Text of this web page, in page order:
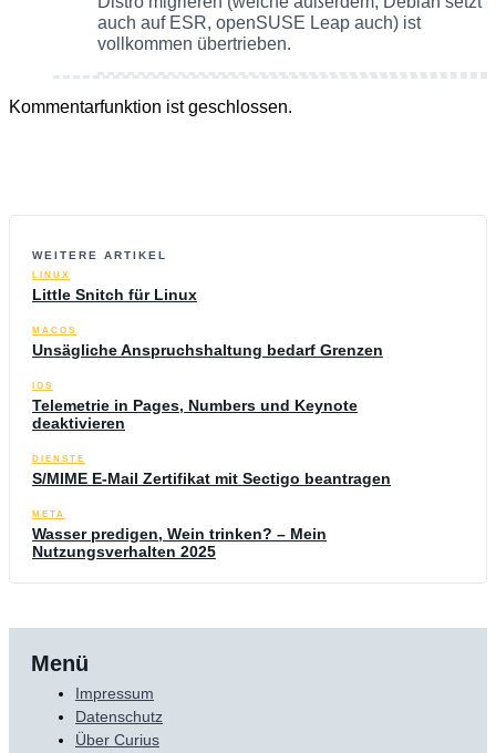
auch auf ESR, openSUSE Leap auch) ist
vollkommen übertrieben.
Kommentarfunktion ist geschlossen.
WEITERE ARTIKEL
LINUX
Little Snitch für Linux
MACOS
Unsägliche Anspruchshaltung bedarf Grenzen
IOS
Telemetrie in Pages, Numbers und Keynote
deaktivieren
DIENSTE
S/MIME E-Mail Zertifikat mit Sectigo beantragen
META
Wasser predigen, Wein trinken? – Mein
Nutzungsverhalten 2025
Menü
Impressum
Datenschutz
Über Curius